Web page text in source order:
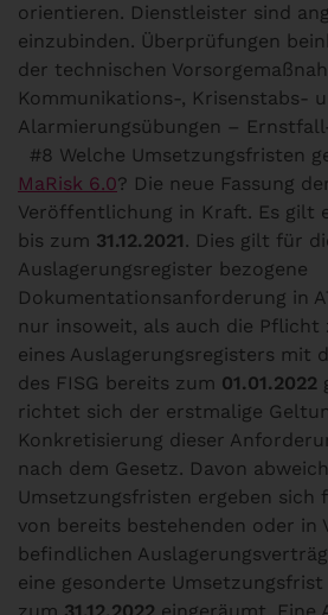
orientieren. Dienstleister sind
einzubinden. Überprüfungen
der technischen
Kommunikations-, Krisenstabs-
Alarmierungsübungen –
#8 Welche Umsetzungsfristen
MaRisk 6.0? Die neue Fassung
Veröffentlichung in Kraft. Es gilt
bis zum 31.12.2021. Dies gilt für
Auslagerungsregister bezogene
Dokumentationsanforderung in
nur insoweit, als auch die Pflicht
eines Auslagerungsregisters mit
des FISG bereits zum 01.01.2022
richtet sich der erstmalige
Konkretisierung dieser
nach dem Gesetz. Davon
Umsetzungsfristen ergeben sich
von bereits bestehenden oder in
befindlichen
eine gesonderte Umsetzungsfrist